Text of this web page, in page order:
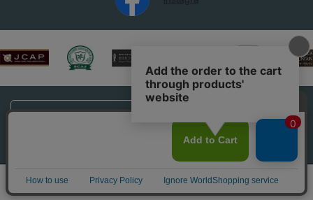
0
PC表示はこちら
Copyright (C) 2026 Coffee Tonya. All rights reserved.